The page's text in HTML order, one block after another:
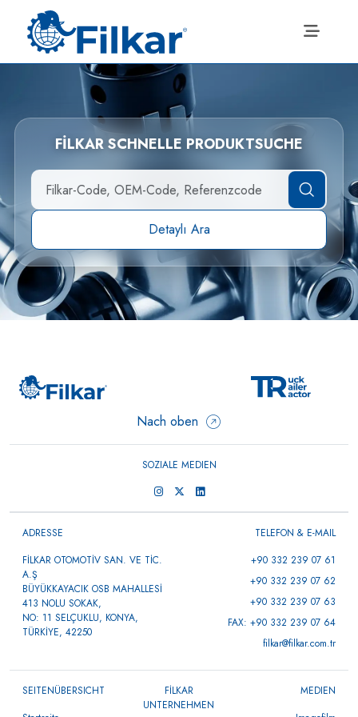
FİLKAR SCHNELLE PRODUKTSUCHE
Detaylı Ara
Nach oben
SOZIALE MEDIEN
ADRESSE
FİLKAR OTOMOTİV SAN. VE TİC.
A.Ş
BÜYÜKKAYACIK OSB MAHALLESİ
413 NOLU SOKAK,
NO: 11 SELÇUKLU, KONYA,
TÜRKİYE, 42250
TELEFON & E-MAIL
+90 332 239 07 61
+90 332 239 07 62
+90 332 239 07 63
FAX: +90 332 239 07 64
filkar@filkar.com.tr
SEITENÜBERSICHT
FİLKAR
UNTERNEHMEN
MEDIEN